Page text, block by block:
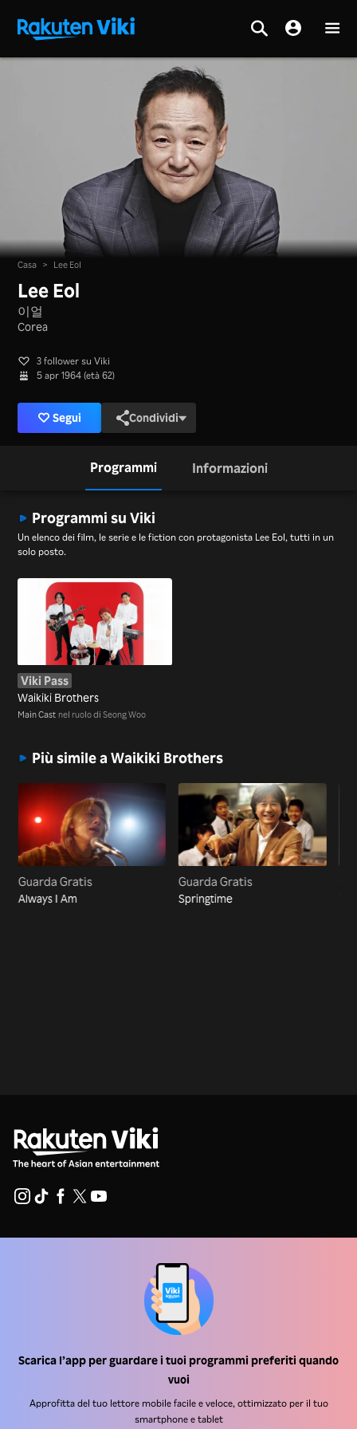
Scarica l’app per guardare i tuoi programmi preferiti quando
vuoi
Approfitta del tuo lettore mobile facile e veloce, ottimizzato per il tuo
smartphone e tablet
Casa > Lee Eol
Lee Eol
이얼
Corea
3 follower su Viki
5 apr 1964 (età 62)
Segui Condividi
Programmi Informazioni
Programmi su Viki
Un elenco dei film, le serie e le fiction con protagonista Lee Eol, tutti in un
solo posto.
Viki Pass
Waikiki Brothers
Main Cast nel ruolo di Seong Woo
Più simile a Waikiki Brothers
Guarda Gratis
Always I Am
Guarda Gratis
Springtime
Centro stampa
Condizioni d'uso